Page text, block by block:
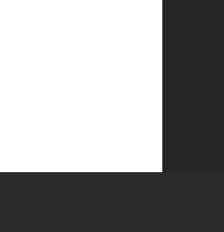
Katingan
Dinas